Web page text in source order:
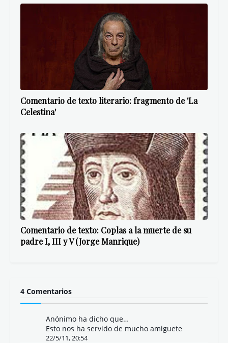
Comentario de texto literario: fragmento de 'La
Celestina'
Comentario de texto: Coplas a la muerte de su
padre I, III y V (Jorge Manrique)
4 Comentarios
Anónimo ha dicho que…
Esto nos ha servido de mucho amiguete
22/5/11, 20:54